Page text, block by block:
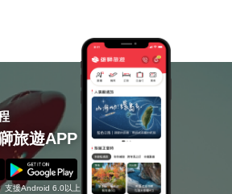
旅遊APP
支援Android 6.0以上